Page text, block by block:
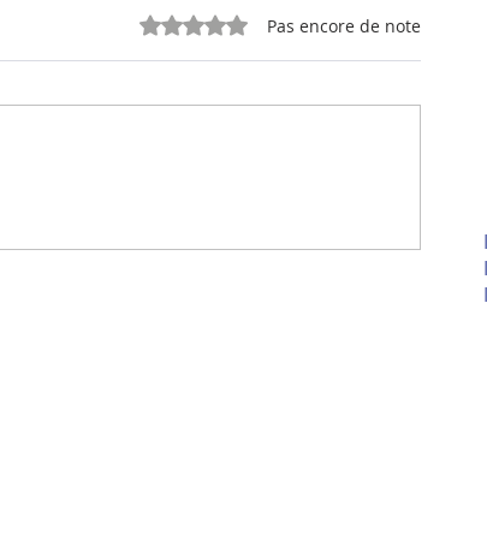
Noté 0 étoile sur 5.Pas encore de note